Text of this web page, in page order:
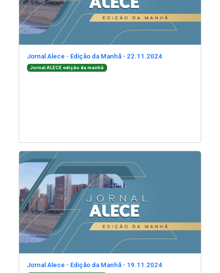
(Abre em nova janela)
Jornal Alece - Edição da Manhã - 22.11.2024(Abre em nova
Jornal ALECE edição da manhã
(Abre em nova janela)
(Abre em nova janela)
Jornal Alece - Edição da Manhã - 19.11.2024(Abre em nova